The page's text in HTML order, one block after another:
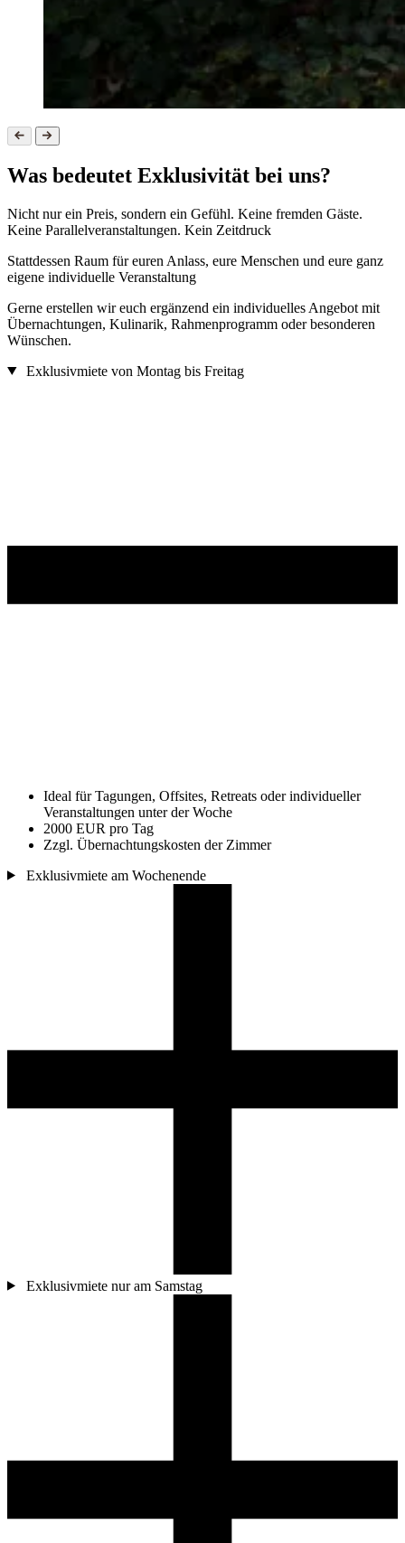
Was bedeutet Exklusivität bei uns?
Nicht nur ein Preis, sondern ein Gefühl. Keine fremden Gäste.
Keine Parallelveranstaltungen. Kein Zeitdruck
Stattdessen Raum für euren Anlass, eure Menschen und eure ganz
eigene individuelle Veranstaltung
Gerne erstellen wir euch ergänzend ein individuelles Angebot mit
Übernachtungen, Kulinarik, Rahmenprogramm oder besonderen
Wünschen.
Exklusivmiete von Montag bis Freitag
Ideal für Tagungen, Offsites, Retreats oder individueller
Veranstaltungen unter der Woche
2000 EUR pro Tag
Zzgl. Übernachtungskosten der Zimmer
Exklusivmiete am Wochenende
Exklusivmiete nur am Samstag